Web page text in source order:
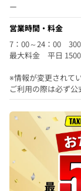
ー
営業時間・料金
7：00～24：00
最大料金 平日
※情報が変更されて
ご利用の際は必ず公